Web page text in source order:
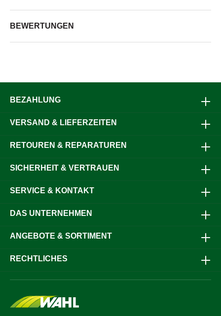
BEWERTUNGEN
BEZAHLUNG
VERSAND & LIEFERZEITEN
RETOUREN & REPARATUREN
SICHERHEIT & VERTRAUEN
SERVICE & KONTAKT
DAS UNTERNEHMEN
ANGEBOTE & SORTIMENT
RECHTLICHES